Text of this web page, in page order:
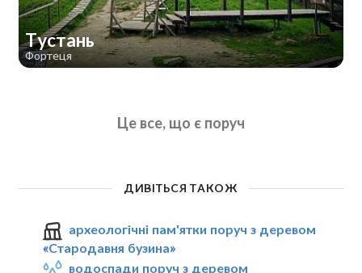
Тустань
Фортеця
Це все, що є поруч
ДИВІТЬСЯ ТАКОЖ
археологічні пам'ятки поруч з деревом
«Стародавня бузина»
водоспади поруч з деревом